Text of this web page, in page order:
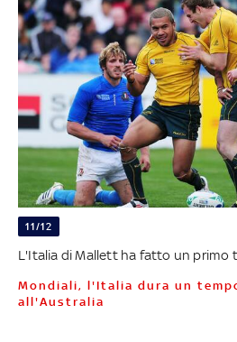
11/12
L'Italia di Mallett ha fatto un primo
Mondiali, l'Italia dura un tempo. Poi cede
all'Australia